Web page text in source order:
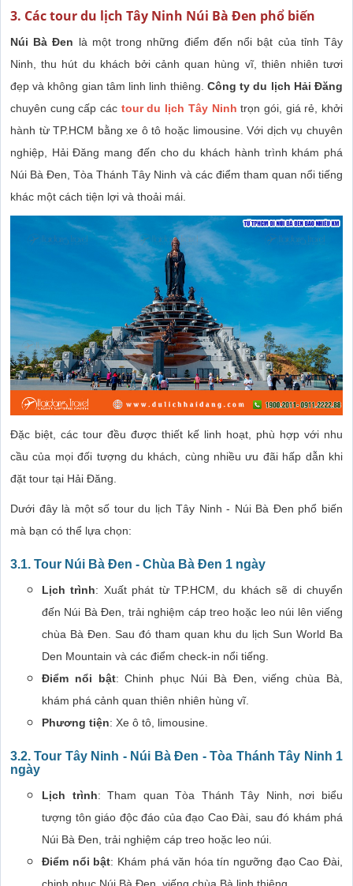
3. Các tour du lịch Tây Ninh Núi Bà Đen phổ biến
Núi Bà Đen là một trong những điểm đến nổi bật của tỉnh Tây
Ninh, thu hút du khách bởi cảnh quan hùng vĩ, thiên nhiên tươi
đẹp và không gian tâm linh linh thiêng. Công ty du lịch Hải Đăng
chuyên cung cấp các tour du lịch Tây Ninh trọn gói, giá rẻ, khởi
hành từ TP.HCM bằng xe ô tô hoặc limousine. Với dịch vụ chuyên
nghiệp, Hải Đăng mang đến cho du khách hành trình khám phá
Núi Bà Đen, Tòa Thánh Tây Ninh và các điểm tham quan nổi tiếng
khác một cách tiện lợi và thoải mái.
Đặc biệt, các tour đều được thiết kế linh hoạt, phù hợp với nhu
cầu của mọi đối tượng du khách, cùng nhiều ưu đãi hấp dẫn khi
đặt tour tại Hải Đăng.
Dưới đây là một số tour du lịch Tây Ninh - Núi Bà Đen phổ biến
mà bạn có thể lựa chọn:
3.1. Tour Núi Bà Đen - Chùa Bà Đen 1 ngày
Lịch trình: Xuất phát từ TP.HCM, du khách sẽ di chuyển
đến Núi Bà Đen, trải nghiệm cáp treo hoặc leo núi lên viếng
chùa Bà Đen. Sau đó tham quan khu du lịch Sun World Ba
Den Mountain và các điểm check-in nổi tiếng.
Điểm nổi bật: Chinh phục Núi Bà Đen, viếng chùa Bà,
khám phá cảnh quan thiên nhiên hùng vĩ.
Phương tiện: Xe ô tô, limousine.
3.2.Tour Tây Ninh - Núi Bà Đen - Tòa Thánh Tây Ninh 1
ngày
Lịch trình: Tham quan Tòa Thánh Tây Ninh, nơi biểu
tượng tôn giáo độc đáo của đạo Cao Đài, sau đó khám phá
Núi Bà Đen, trải nghiệm cáp treo hoặc leo núi.
Điểm nổi bật: Khám phá văn hóa tín ngưỡng đạo Cao Đài,